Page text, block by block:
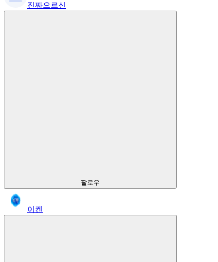
진짜으르신
팔로우
이켄